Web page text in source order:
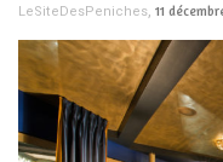
LeSiteDesPeniches, 11